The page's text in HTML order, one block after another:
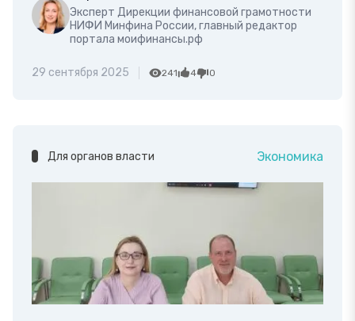
Эксперт Дирекции финансовой грамотности
НИФИ Минфина России, главный редактор
портала моифинансы.рф
29 сентября 2025 241 4 0
Для органов власти Экономика